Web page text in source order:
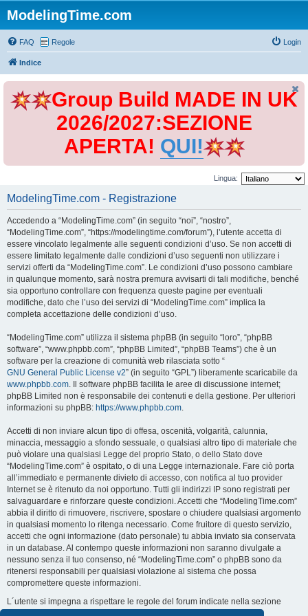
ModelingTime.com
FAQ Regole Login
Indice
Group Build MADE IN UK
2026/2027:SEZIONE
APERTA! QUI!
Lingua:
ModelingTime.com - Registrazione
Accedendo a “ModelingTime.com” (in seguito “noi”, “nostro”,
“ModelingTime.com”, “https://modelingtime.com/forum”), l’utente accetta di
essere vincolato legalmente alle seguenti condizioni d’uso. Se non accetti di
essere limitato legalmente dalle condizioni d’uso seguenti non utilizzare i
servizi offerti da “ModelingTime.com”. Le condizioni d’uso possono cambiare
in qualunque momento, sarà nostra premura avvisarti di tali modifiche, benché
sia opportuno controllare con frequenza queste pagine per eventuali
modifiche, dato che l’uso dei servizi di “ModelingTime.com” implica la
completa accettazione delle condizioni d’uso.
“ModelingTime.com” utilizza il sistema phpBB (in seguito “loro”, “phpBB
software”, “www.phpbb.com”, “phpBB Limited”, “phpBB Teams”) che è un
software per la creazione di comunità web rilasciata sotto “
GNU General Public License v2” (in seguito “GPL”) liberamente scaricabile da
www.phpbb.com. Il software phpBB facilita le aree di discussione internet;
phpBB Limited non è responsabile dei contenuti e della gestione. Per ulteriori
informazioni su phpBB: https://www.phpbb.com.
Accetti di non inviare alcun tipo di offesa, oscenità, volgarità, calunnia,
minaccia, messaggio a sfondo sessuale, o qualsiasi altro tipo di materiale che
può violare una qualsiasi Legge del proprio Stato, o dello Stato dove
“ModelingTime.com” è ospitato, o di una Legge internazionale. Fare ciò porta
all’immediato e permanente divieto di accesso, con notifica al tuo provider
Internet se è ritenuto da noi opportuno. Tutti gli indirizzi IP sono registrati per
salvaguardare e rinforzare queste condizioni. Accetti che “ModelingTime.com”
abbia il diritto di rimuovere, riscrivere, spostare o chiudere qualsiasi argomento
in qualsiasi momento lo ritenga necessario. Come fruitore di questo servizio,
accetti che ogni informazione (dato personale) tu abbia inviato sia conservata
in un database. Al contempo queste informazioni non saranno divulgate a
nessuno senza il tuo consenso, né “ModelingTime.com” o phpBB sono da
ritenersi responsabili per qualsiasi violazione al sistema che possa
compromettere queste informazioni.
L´utente si impegna a rispettare le regole del forum indicate nella sezione